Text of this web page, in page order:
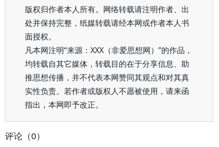
版权归作者本人所有。网络转载请注明作者、出
处并保持完整，纸媒转载请经本网或作者本人书
面授权。
凡本网注明“来源：XXX（非爱思想网）”的作品，
均转载自其它媒体，转载目的在于分享信息、助
推思想传播，并不代表本网赞同其观点和对其真
实性负责。若作者或版权人不愿被使用，请来函
指出，本网即予改正。
评论（0）